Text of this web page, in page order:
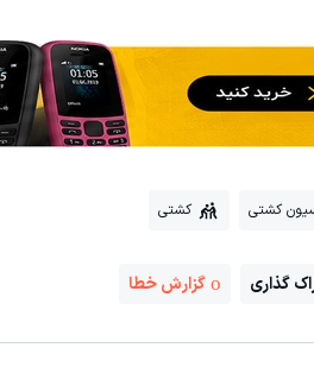
کشتی کشتی
گذاری گزارش خطا